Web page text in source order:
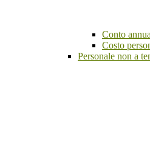
Conto
Costo
Personale non a